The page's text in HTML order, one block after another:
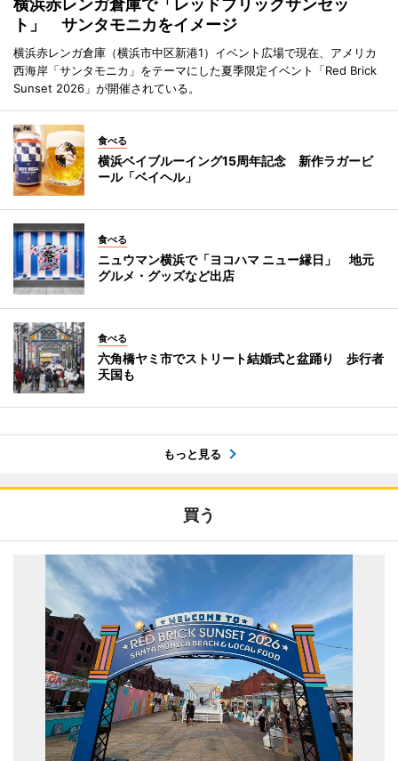
横浜赤レンガ倉庫で「レッドブリックサンセッ
ト」 サンタモニカをイメージ
横浜赤レンガ倉庫（横浜市中区新港1）イベント広場で現在、アメリカ
西海岸「サンタモニカ」をテーマにした夏季限定イベント「Red Brick
Sunset 2026」が開催されている。
食べる
横浜ベイブルーイング15周年記念 新作ラガービ
ール「ベイヘル」
食べる
ニュウマン横浜で「ヨコハマ ニュー縁日」 地元
グルメ・グッズなど出店
食べる
六角橋ヤミ市でストリート結婚式と盆踊り 歩行者
天国も
もっと見る
買う